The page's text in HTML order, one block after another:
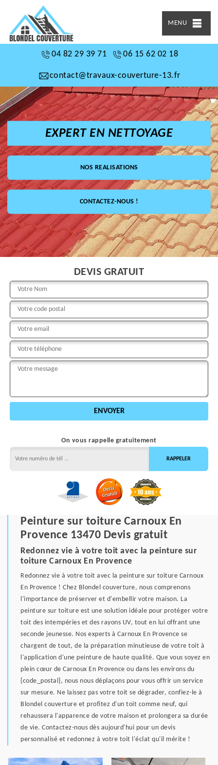
MENU
04 82 29 39 71 06 15 62 02 18
contact@travaux-couverture-13.fr
EXPERT EN NETTOYAGE
NOS REALISATIONS
CONTACTEZ-NOUS !
DEVIS GRATUIT
On vous rappelle gratuitement
Peinture sur toiture Carnoux En
Provence 13470 Devis gratuit
Redonnez vie à votre toit avec la peinture sur
toiture Carnoux En Provence
Redonnez vie à votre toit avec la peinture sur toiture Carnoux
En Provence ! Chez Blondel couverture, nous comprenons
l'importance de préserver et d'embellir votre maison. La
peinture sur toiture est une solution idéale pour protéger votre
toit des intempéries et des rayons UV, tout en lui offrant une
seconde jeunesse. Nos experts à Carnoux En Provence se
chargent de tout, de la préparation minutieuse de votre toit à
l'application d'une peinture de haute qualité. Que vous soyez en
plein cœur de Carnoux En Provence ou dans les environs du
{code_postal}, nous nous déplaçons pour vous offrir un service
sur mesure. Ne laissez pas votre toit se dégrader, confiez-le à
Blondel couverture et profitez d'un toit comme neuf, qui
rehaussera l'apparence de votre maison et prolongera sa durée
de vie. Contactez-nous dès aujourd'hui pour un devis
personnalisé et redonnez à votre toit l'éclat qu'il mérite !